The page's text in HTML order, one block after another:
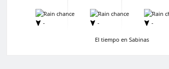
-
-
-
-
-
-
El tiempo en Sabinas